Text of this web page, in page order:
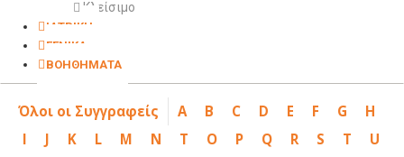
Κλείσιμο
ΙΑΤΡΙΚΗ
ΓΕΝΙΚΑ
ΒΟΗΘΗΜΑΤΑ
Όλοι οι Συγγραφείς A B C D E F G
H
I
J K L M N T O P Q R S T
U